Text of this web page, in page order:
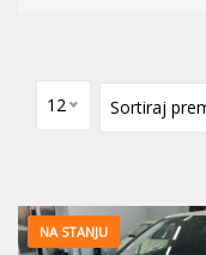
12 Sortiraj
NA STANJU